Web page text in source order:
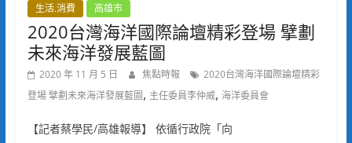
生活.消費 高雄市
2020台灣海洋國際論壇精彩登場 擘劃
未來海洋發展藍圖
2020 年 11 月 5 日 焦點時報
2020台灣海洋國際論壇精彩
登場 擘劃未來海洋發展藍圖, 主任委員李仲威, 海洋委員會
【記者蔡學民/高雄報導】 依循行政院「向